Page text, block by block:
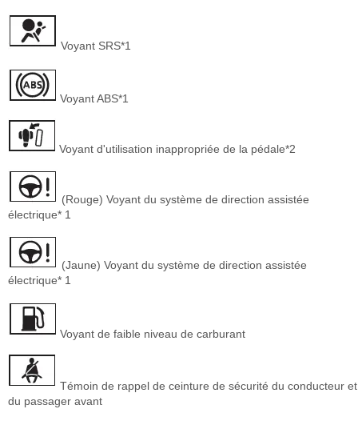
Voyant SRS*1
Voyant ABS*1
Voyant d'utilisation inappropriée de la pédale*2
(Rouge) Voyant du système de direction assistée
électrique* 1
(Jaune) Voyant du système de direction assistée
électrique* 1
Voyant de faible niveau de carburant
Témoin de rappel de ceinture de sécurité du conducteur et
du passager avant